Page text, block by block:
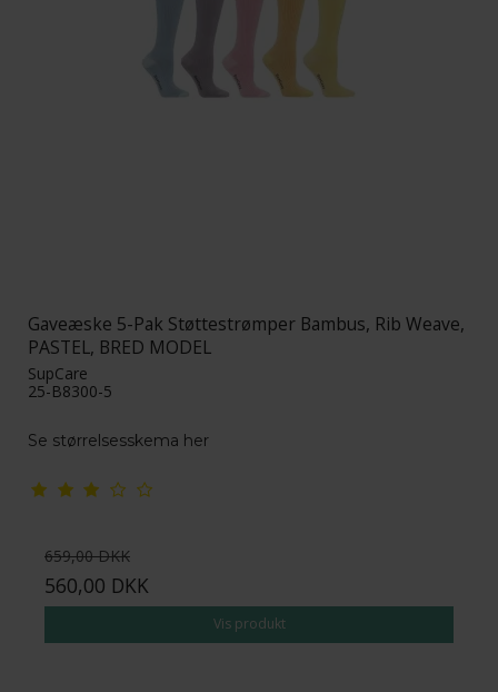
Gaveæske 5-Pak Støttestrømper Bambus, Rib Weave,
PASTEL, BRED MODEL
SupCare
25-B8300-5
Se størrelsesskema her
659,00 DKK
560,00 DKK
Vis produkt